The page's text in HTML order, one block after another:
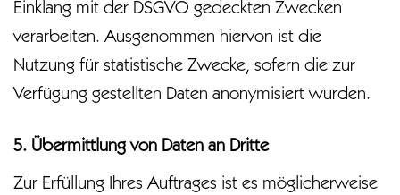
Einklang mit der DSGVO gedeckten Zwecken
verarbeiten. Ausgenommen hiervon ist die
Nutzung für statistische Zwecke, sofern die zur
Verfügung gestellten Daten anonymisiert wurden.
5. Übermittlung von Daten an Dritte
Zur Erfüllung Ihres Auftrages ist es möglicherweise